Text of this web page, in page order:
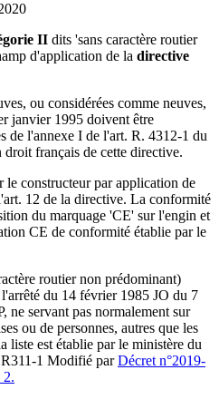
II dits 'sans caractère routier
d'application de la directive
ou considérées comme neuves,
janvier 1995 doivent être
de l'annexe I de l'art. R. 4312-1 du
français de cette directive.
le constructeur par application de
12 de la directive. La conformité
du marquage 'CE' sur l'engin et
CE de conformité établie par le
routier non prédominant)
du 14 février 1985 JO du 7
ne servant pas normalement sur
ou de personnes, autres que les
liste est établie par le ministère du
1 Modifié parDécret n°2019-
2.